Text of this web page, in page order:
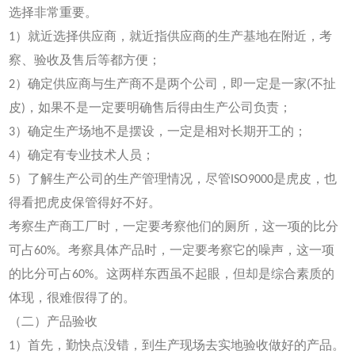
选择非常重要。
1）就近选择供应商，就近指供应商的生产基地在附近，考
察、验收及售后等都方便；
2）确定供应商与生产商不是两个公司，即一定是一家(不扯
皮)，如果不是一定要明确售后得由生产公司负责；
3）确定生产场地不是摆设，一定是相对长期开工的；
4）确定有专业技术人员；
5）了解生产公司的生产管理情况，尽管ISO9000是虎皮，也
得看把虎皮保管得好不好。
考察生产商工厂时，一定要考察他们的厕所，这一项的比分
可占60%。考察具体产品时，一定要考察它的噪声，这一项
的比分可占60%。这两样东西虽不起眼，但却是综合素质的
体现，很难假得了的。
（二）产品验收
1）首先，勤快点没错，到生产现场去实地验收做好的产品。